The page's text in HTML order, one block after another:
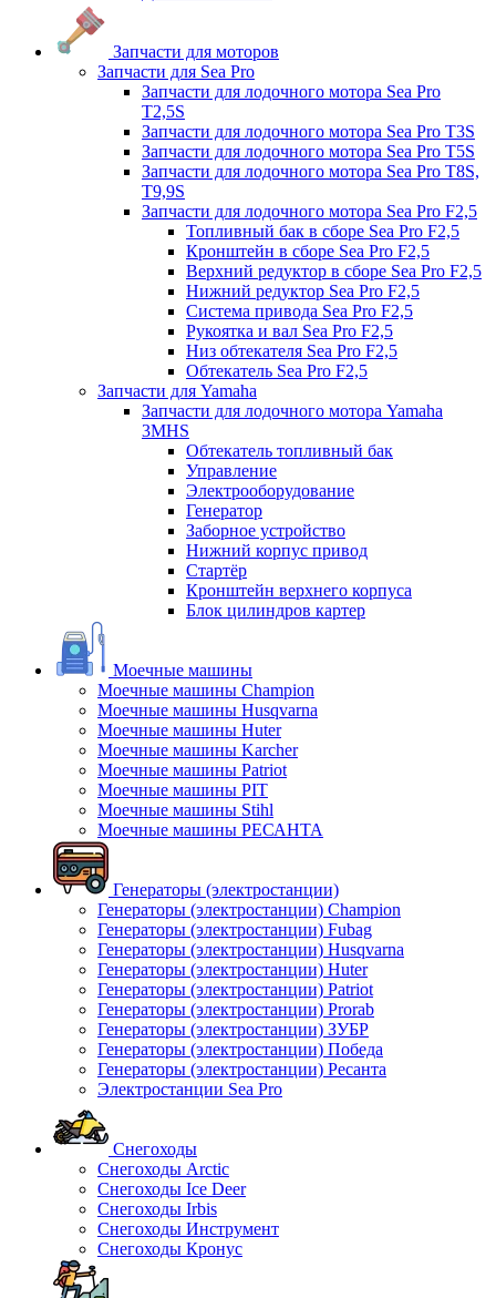
Запчасти для моторов
Запчасти для Sea Pro
Запчасти для лодочного мотора Sea Pro
Т2,5S
Запчасти для лодочного мотора Sea Pro Т3S
Запчасти для лодочного мотора Sea Pro Т5S
Запчасти для лодочного мотора Sea Pro Т8S,
T9,9S
Запчасти для лодочного мотора Sea Pro F2,5
Топливный бак в сборе Sea Pro F2,5
Кронштейн в сборе Sea Pro F2,5
Верхний редуктор в сборе Sea Pro F2,5
Нижний редуктор Sea Pro F2,5
Система привода Sea Pro F2,5
Рукоятка и вал Sea Pro F2,5
Низ обтекателя Sea Pro F2,5
Обтекатель Sea Pro F2,5
Запчасти для Yamaha
Запчасти для лодочного мотора Yamaha
3MHS
Обтекатель топливный бак
Управление
Электрооборудование
Генератор
Заборное устройство
Нижний корпус привод
Стартёр
Кронштейн верхнего корпуса
Блок цилиндров картер
Моечные машины
Моечные машины Champion
Моечные машины Husqvarna
Моечные машины Huter
Моечные машины Karcher
Моечные машины Patriot
Моечные машины PIT
Моечные машины Stihl
Моечные машины РЕСАНТА
Генераторы (электростанции)
Генераторы (электростанции) Champion
Генераторы (электростанции) Fubag
Генераторы (электростанции) Husqvarna
Генераторы (электростанции) Huter
Генераторы (электростанции) Patriot
Генераторы (электростанции) Prorab
Генераторы (электростанции) ЗУБР
Генераторы (электростанции) Победа
Генераторы (электростанции) Ресанта
Электростанции Sea Pro
Снегоходы
Снегоходы Arctic
Снегоходы Ice Deer
Снегоходы Irbis
Снегоходы Инструмент
Снегоходы Кронус